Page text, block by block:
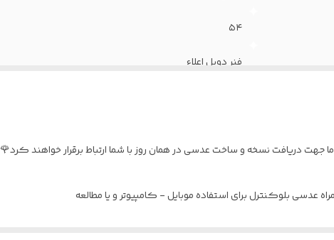
۵۴
فنر دوبل اعلاء
دریافت نسخه و ساخت عدسی در همان روز با شما ارتباط برقرار خواهند کرد🌹
عدسی بلوکنترل برای استفاده موبایل - کامپیوتر و یا مطالعه